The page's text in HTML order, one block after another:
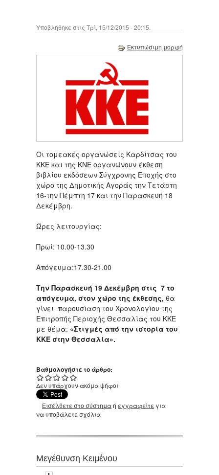
Υποβλήθηκε στις Τρί, 15/12/2015 - 20:15.
Εκτυπώσιμη μορφή
Οι τομεακές οργανώσεις Καρδίτσας του
ΚΚΕ και της ΚΝΕ οργανώνουν έκθεση
βιβλίου εκδόσεων Σύγχρονης Εποχής στο
χώρο της Δημοτικής Αγοράς την Τετάρτη
16-την Πέμπτη 17 και την Παρασκευή 18
Δεκέμβρη.
Ώρες λειτουργίας:
Πρωί: 10.00-13.30
Απόγευμα:17.30-21.00
Την Παρασκευή 19 Δεκέμβρη στις 7 το
απόγευμα, στον χώρο της έκθεσης, θα
γίνει παρουσίαση του Χρονολογίου της
Επιτροπής Περιοχής Θεσσαλίας του ΚΚΕ
με θέμα: «Στιγμές από την ιστορία του
ΚΚΕ στην Θεσσαλία».
Βαθμολογήστε το άρθρο:
Δεν υπάρχουν ακόμα ψήφοι
Εισέλθετε στο σύστημαή εγγραφείτε για
να υποβάλετε σχόλια
Μεγέθυνση Κειμένου